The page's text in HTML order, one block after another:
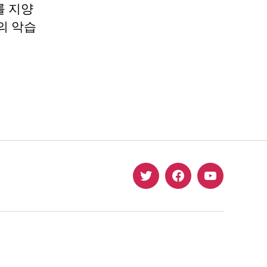
지양
악습
twitterfacebookYoutube